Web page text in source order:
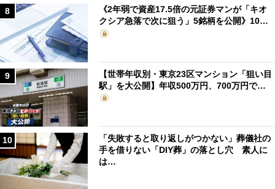
8
《2年弱で資産17.5倍の元証券マンが「キオ
クシア急落で次に狙う」5銘柄を公開》10…
9
【世帯年収別・東京23区マンション「狙い目
駅」を大公開】年収500万円、700万円で…
10
「失敗すると取り返しがつかない」葬儀社の
手を借りない「DIY葬」の落とし穴 素人に
は…